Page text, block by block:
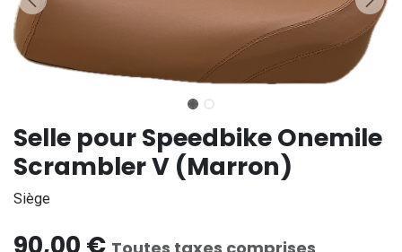
Selle pour Speedbike Onemile
Scrambler V (Marron)
Siège